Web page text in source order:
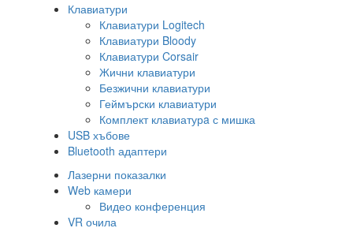
Клавиатури
Клавиатури Logitech
Клавиатури Bloody
Клавиатури Corsair
Жични клавиатури
Безжични клавиатури
Геймърски клавиатури
Комплект клавиатурa с мишка
USB хъбове
Bluetooth адаптери
Лазерни показалки
Web камери
Видео конференция
VR очила